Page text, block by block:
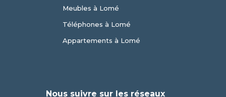
Meubles à Lomé
Téléphones à Lomé
Appartements à Lomé
Nous suivre sur les réseaux